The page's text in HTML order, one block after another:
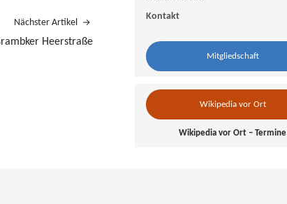
Nächster Artikel
Heerstraße
Kontakt
Mitgliedschaft
Wikipedia vor Ort
Wikipedia vor Ort – Termine